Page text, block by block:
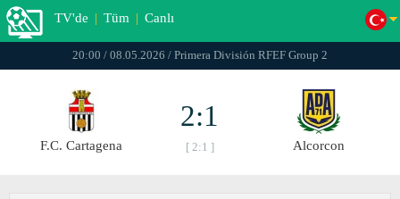
TV'de | Tüm | Canlı
20:00 / 08.05.2026 / Primera División RFEF Group 2
F.C. Cartagena
2:1
[ 2:1 ] Alcorcon